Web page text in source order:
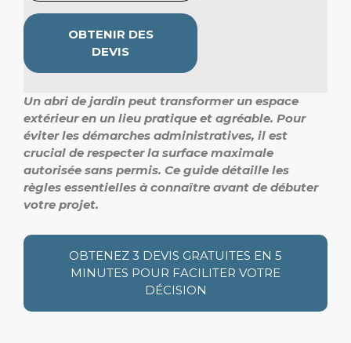
OBTENIR DES
DEVIS
Un abri de jardin peut transformer un espace
extérieur en un lieu pratique et agréable. Pour
éviter les démarches administratives, il est
crucial de respecter la surface maximale
autorisée sans permis. Ce guide détaille les
règles essentielles à connaître avant de débuter
votre projet.
OBTENEZ 3 DEVIS GRATUITES EN 5
MINUTES POUR FACILITER VOTRE
DÉCISION